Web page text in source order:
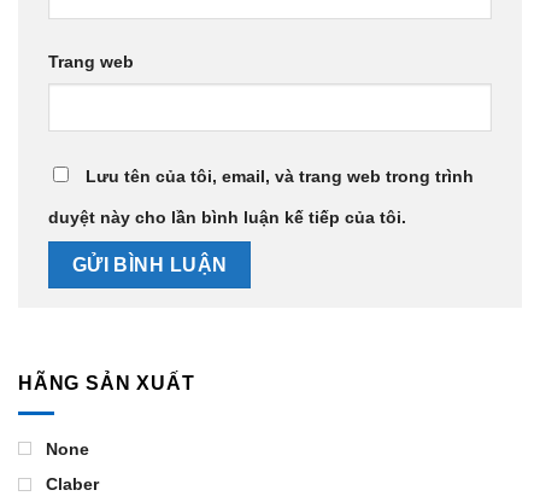
Trang web
Lưu tên của tôi, email, và trang web trong trình
duyệt này cho lần bình luận kế tiếp của tôi.
HÃNG SẢN XUẤT
None
Claber